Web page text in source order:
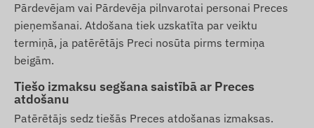
Pārdevējam vai Pārdevēja pilnvarotai personai Preces
pieņemšanai. Atdošana tiek uzskatīta par veiktu
termiņā, ja patērētājs Preci nosūta pirms termiņa
beigām.
Tiešo izmaksu segšana saistībā ar Preces
atdošanu
Patērētājs sedz tiešās Preces atdošanas izmaksas.